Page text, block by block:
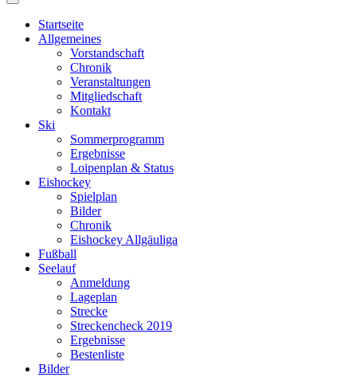
Suchfeld
ein-/ausblenden
Startseite
Allgemeines
Vorstandschaft
Chronik
Veranstaltungen
Mitgliedschaft
Kontakt
Ski
Sommerprogramm
Ergebnisse
Loipenplan & Status
Eishockey
Spielplan
Bilder
Chronik
Eishockey Allgäuliga
Fußball
Seelauf
Anmeldung
Lageplan
Strecke
Streckencheck 2019
Ergebnisse
Bestenliste
Bilder